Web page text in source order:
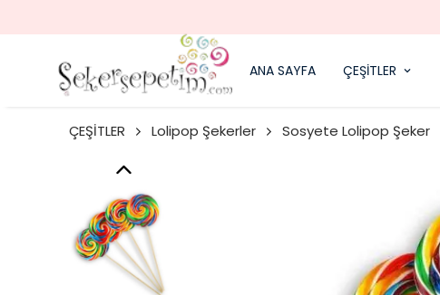
ANA SAYFA ÇEŞİTLER
ÇEŞİTLER Lolipop Şekerler Sosyete Lolipop Şeker